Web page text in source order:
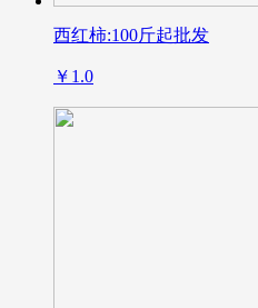
西红柿:100斤起批发
￥1.0